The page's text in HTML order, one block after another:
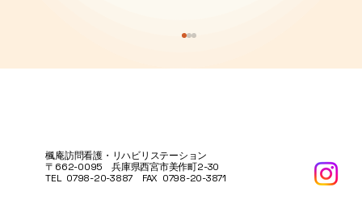
楓庵訪問看護・リハビリステーション
〒662-0095 兵庫県西宮市美作町2-30
TEL 0798-20-3887 FAX 0798-20-3871